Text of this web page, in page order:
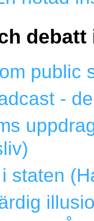
debatt
public
-
staten